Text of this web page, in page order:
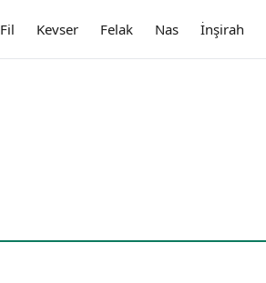
Fil Kevser Felak Nas İnşirah